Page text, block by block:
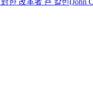
한 改革者 죤 칼빈(John